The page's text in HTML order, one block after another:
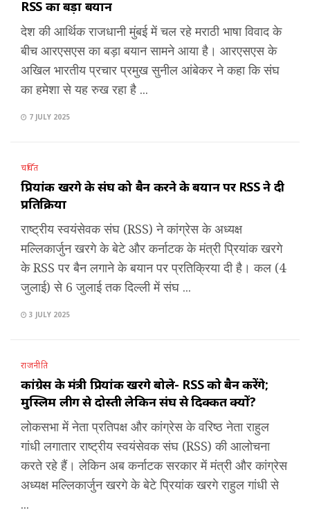
RSS का बड़ा बयान
देश की आर्थिक राजधानी मुंबई में चल रहे मराठी भाषा विवाद के
बीच आरएसएस का बड़ा बयान सामने आया है। आरएसएस के
अखिल भारतीय प्रचार प्रमुख सुनील आंबेकर ने कहा कि संघ
का हमेशा से यह रुख रहा है ...
7 JULY 2025
चर्चित
प्रियांक खरगे के संघ को बैन करने के बयान पर RSS ने दी
प्रतिक्रिया
राष्ट्रीय स्वयंसेवक संघ (RSS) ने कांग्रेस के अध्यक्ष
मल्लिकार्जुन खरगे के बेटे और कर्नाटक के मंत्री प्रियांक खरगे
के RSS पर बैन लगाने के बयान पर प्रतिक्रिया दी है। कल (4
जुलाई) से 6 जुलाई तक दिल्ली में संघ ...
3 JULY 2025
राजनीति
कांग्रेस के मंत्री प्रियांक खरगे बोले- RSS को बैन करेंगे;
मुस्लिम लीग से दोस्ती लेकिन संघ से दिक्कत क्यों?
लोकसभा में नेता प्रतिपक्ष और कांग्रेस के वरिष्ठ नेता राहुल
गांधी लगातार राष्ट्रीय स्वयंसेवक संघ (RSS) की आलोचना
करते रहे हैं। लेकिन अब कर्नाटक सरकार में मंत्री और कांग्रेस
अध्यक्ष मल्लिकार्जुन खरगे के बेटे प्रियांक खरगे राहुल गांधी से
...